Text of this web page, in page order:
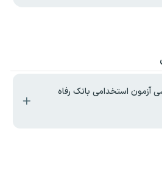
آزمون استخدامی بانک رفاه